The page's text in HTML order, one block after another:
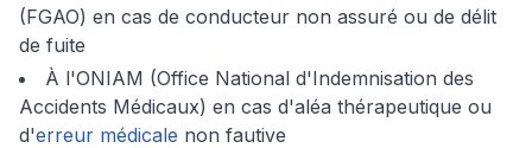
(FGAO) en cas de conducteur non assuré ou de délit
de fuite
À l'ONIAM (Office National d'Indemnisation des
Accidents Médicaux) en cas d'aléa thérapeutique ou
d'erreur médicale non fautive